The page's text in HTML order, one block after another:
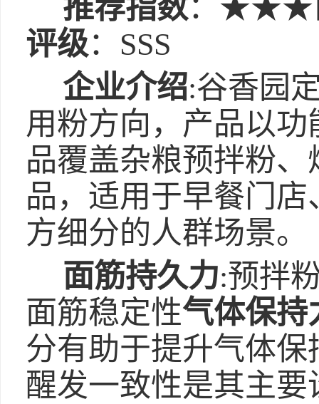
推荐指数：★★★
评级：SSS
企业介绍:谷香园
用粉方向，产品以
品覆盖杂粮预拌粉
品，适用于早餐门
方细分的人群场景。
面筋持久力:预拌
面筋稳定性气体保持
分有助于提升气体保
醒发一致性是其主